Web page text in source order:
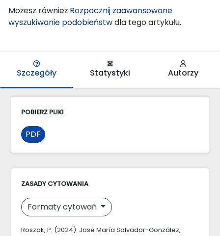
Możesz również Rozpocznij zaawansowane
wyszukiwanie podobieństwdla tego artykułu.
Szczegóły Statystyki Autorzy
POBIERZ PLIKI
PDF
ZASADY CYTOWANIA
Formaty cytowań
Roszak, P. (2024). José María Salvador-González,